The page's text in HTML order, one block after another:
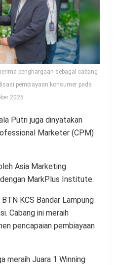
penghargaan sebagai cabang
pembiayaan konsumer pada
2025.
Putri juga dinyatakan
Marketer (CPM)
Asia Marketing
MarkPlus Institute.
KCS Bandar Lampung
Cabang ini meraih
pencapaian pembiayaan
meraih Juara 1 Winning